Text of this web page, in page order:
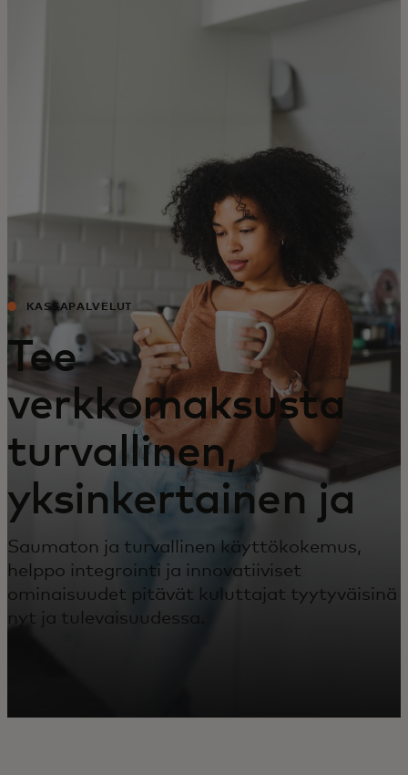
Innovaattoreille
Uutiset ja trendit
KASSAPALVELUT
Tee
verkkomaksusta
turvallinen,
yksinkertainen ja
nopea
Saumaton ja turvallinen käyttökokemus,
helppo integrointi ja innovatiiviset
ominaisuudet pitävät kuluttajat tyytyväisinä
nyt ja tulevaisuudessa.